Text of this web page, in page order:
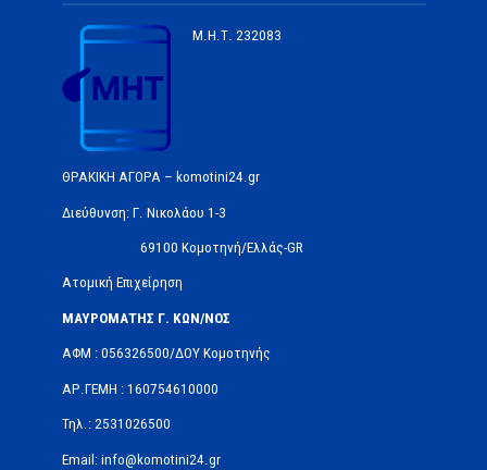
Μ.Η.Τ. 232083
ΘΡΑΚΙΚΗ ΑΓΟΡΑ – komotini24.gr
Διεύθυνση: Γ. Νικολάου 1-3
69100 Κομοτηνή/Ελλάς-GR
Ατομική Επιχείρηση
ΜΑΥΡΟΜΑΤΗΣ Γ. ΚΩΝ/ΝΟΣ
ΑΦΜ : 056326500/ΔOΥ Κομοτηνής
ΑΡ.ΓΕΜΗ : 160754610000
Τηλ.: 2531026500
Email: info@komotini24.gr